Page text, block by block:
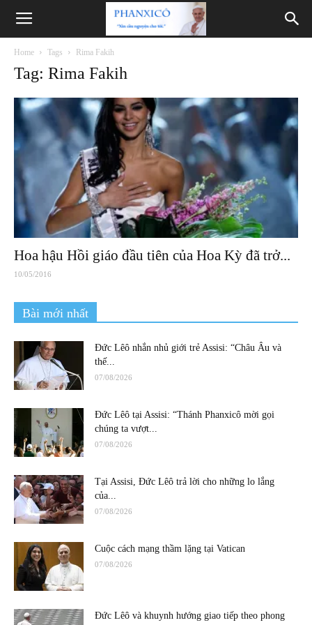
Phanxicô
Home Tags Rima Fakih
Tag: Rima Fakih
Hoa hậu Hồi giáo đầu tiên của Hoa Kỳ đã trở...
10/05/2016
Bài mới nhất
Đức Lêô nhắn nhủ giới trẻ Assisi: “Châu Âu và
thế...
07/08/2026
Đức Lêô tại Assisi: “Thánh Phanxicô mời gọi
chúng ta vượt...
07/08/2026
Tại Assisi, Đức Lêô trả lời cho những lo lắng
của...
07/08/2026
Cuộc cách mạng thầm lặng tại Vatican
07/08/2026
Đức Lêô và khuynh hướng giao tiếp theo phong